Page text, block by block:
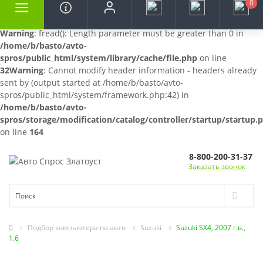
Warning: fread(): Length parameter must be greater than 0 in
/home/b/basto/avto-
spros/public_html/system/library/cache/file.php on line
32Warning: Cannot modify header information - headers already
sent by (output started at /home/b/basto/avto-
spros/public_html/system/framework.php:42) in
/home/b/basto/avto-
spros/storage/modification/catalog/controller/startup/
on line 164
0
8-800-200-31-37
Заказать звонок
Подбор компьютера по авто Suzuki
Suzuki SX4, 2007 г.в.,
1.6